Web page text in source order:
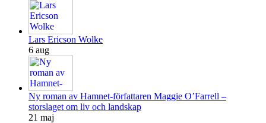
Lars Ericson Wolke
6 aug
Ny roman av Hamnet-författaren Maggie O’Farrell –
storslaget om liv och landskap
21 maj